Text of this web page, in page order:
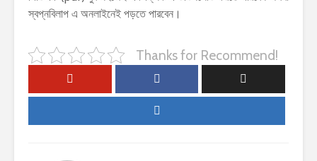
স্বপ্নবিলাপ এ অনলাইনেই পড়তে পারবেন।
Thanks for Recommend!